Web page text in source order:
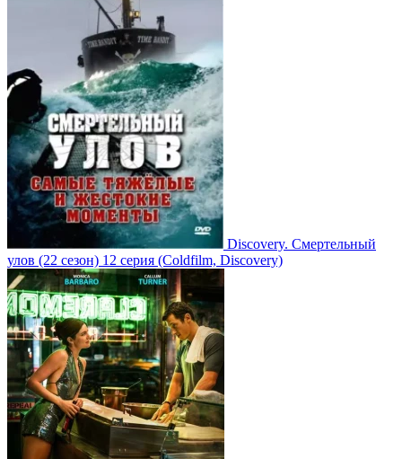
Discovery. Смертельный
улов (22 сезон) 12 серия (Coldfilm, Discovery)